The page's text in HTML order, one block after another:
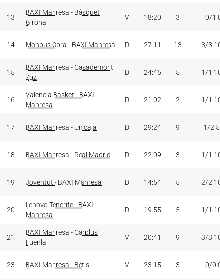
13
BAXI Manresa - Bàsquet
Girona
V 18:20 3 0/1
14 Monbus Obra - BAXI Manresa D 27:11 13 3/3
15
BAXI Manresa - Casademont
Zgz
D 24:45 5 1/1
16
Valencia Basket - BAXI
Manresa
D 21:02 2 1/1
17 BAXI Manresa - Unicaja D 29:24 9 1/2
18 BAXI Manresa - Real Madrid D 22:09 3 1/1
19 Joventut - BAXI Manresa D 14:54 5 2/2
20
Lenovo Tenerife - BAXI
Manresa
D 19:55 5 1/1
21
BAXI Manresa - Carplus
Fuenla
V 20:41 9 3/3
23 BAXI Manresa - Betis V 23:15 3 0/0